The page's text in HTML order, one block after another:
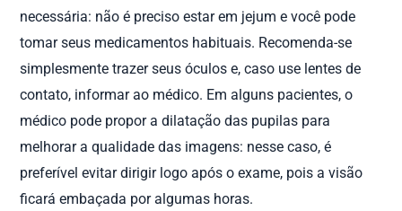
necessária: não é preciso estar em jejum e você pode
tomar seus medicamentos habituais. Recomenda-se
simplesmente trazer seus óculos e, caso use lentes de
contato, informar ao médico. Em alguns pacientes, o
médico pode propor a dilatação das pupilas para
melhorar a qualidade das imagens: nesse caso, é
preferível evitar dirigir logo após o exame, pois a visão
ficará embaçada por algumas horas.